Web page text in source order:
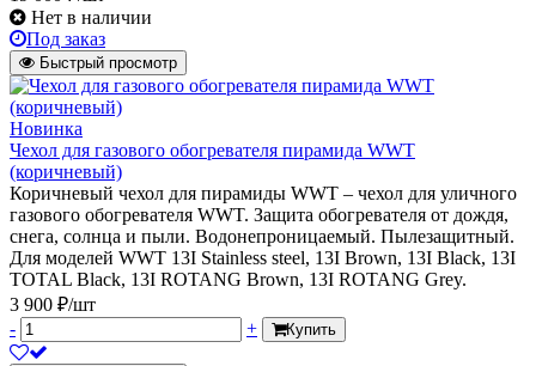
Нет в наличии
Под заказ
Быстрый просмотр
Новинка
Чехол для газового обогревателя пирамида WWT
(коричневый)
Коричневый чехол для пирамиды WWT – чехол для уличного
газового обогревателя WWT. Защита обогревателя от дождя,
снега, солнца и пыли. Водонепроницаемый. Пылезащитный.
Для моделей WWT 13I Stainless steel, 13I Brown, 13I Black, 13I
TOTAL Black, 13I ROTANG Brown, 13I ROTANG Grey.
3 900 ₽/шт
-
+ Купить